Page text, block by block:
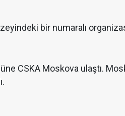
bir numaralı
CSKA Moskova ulaştı.